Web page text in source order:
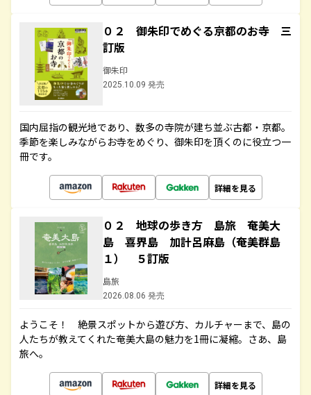
０２ 御朱印でめぐる京都のお寺 三
訂版
御朱印
2025.10.09 発売
国内屈指の観光地であり、数多の寺院が建ち並ぶ古都・京都。
季節を楽しみながらお寺をめぐり、御朱印を頂くのに役立つ一
冊です。
詳細を見る
０２ 地球の歩き方 島旅 奄美大
島 喜界島 加計呂麻島（奄美群島
１） ５訂版
島旅
2026.08.06 発売
ようこそ！ 絶景スポットから遊び方、カルチャーまで、島の
人たちが教えてくれた奄美大島の魅力を1冊に凝縮。さあ、島
旅へ。
詳細を見る